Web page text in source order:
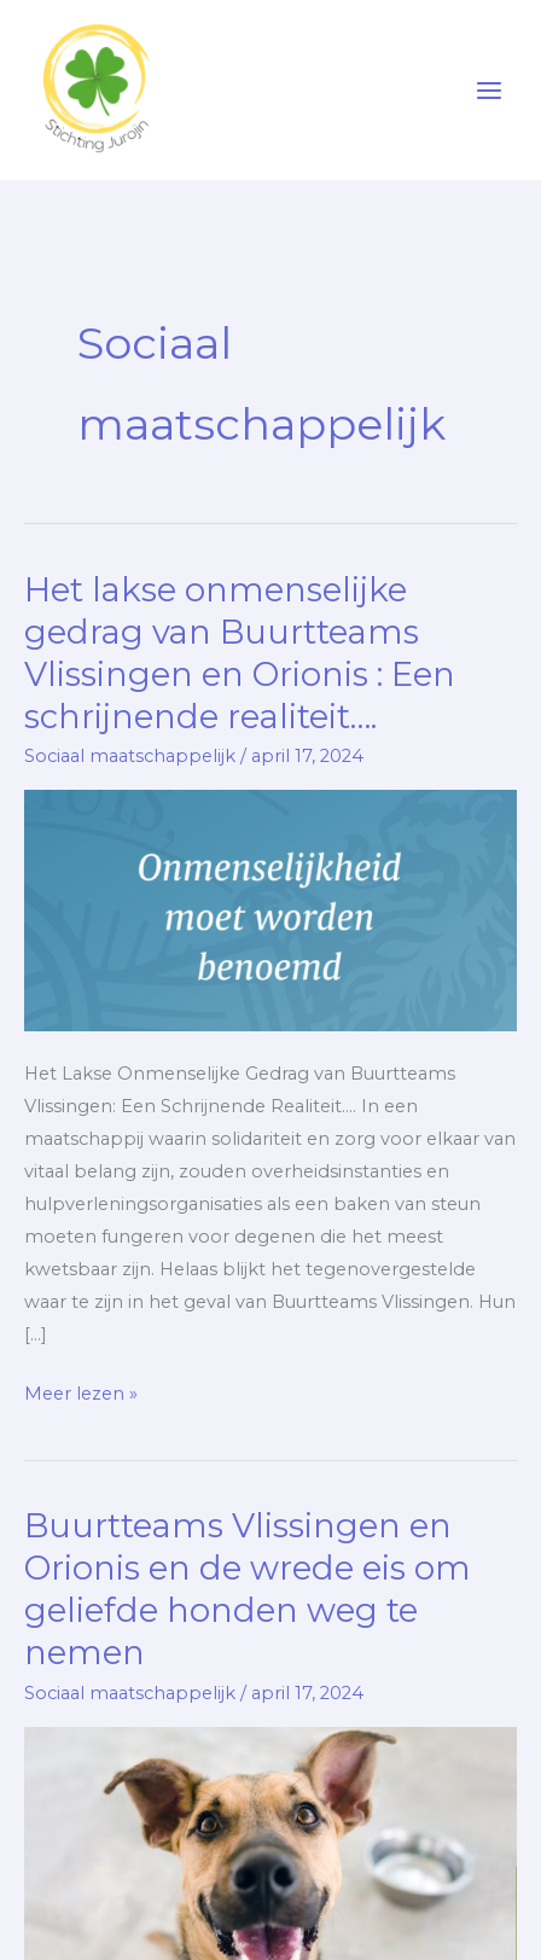
inhoud
Sociaal
maatschappelijk
Het lakse onmenselijke
gedrag van Buurtteams
Vlissingen en Orionis : Een
schrijnende realiteit….
Sociaal maatschappelijk / april 17, 2024
Het Lakse Onmenselijke Gedrag van Buurtteams
Vlissingen: Een Schrijnende Realiteit…. In een
maatschappij waarin solidariteit en zorg voor elkaar van
vitaal belang zijn, zouden overheidsinstanties en
hulpverleningsorganisaties als een baken van steun
moeten fungeren voor degenen die het meest
kwetsbaar zijn. Helaas blijkt het tegenovergestelde
waar te zijn in het geval van Buurtteams Vlissingen. Hun
[…]
Het
onmenselijke
gedrag
van
Buurtteams
Meer lezen »
Buurtteams Vlissingen en
Orionis en de wrede eis om
geliefde honden weg te
nemen
Sociaal maatschappelijk / april 17, 2024
Buurtteams
Vlissingen
en
Orionis
en
de